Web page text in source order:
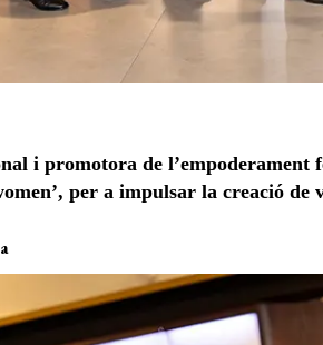
i promotora de
per a impulsar la creació de